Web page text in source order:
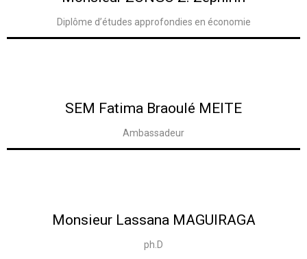
Diplôme d’études approfondies en économie
SEM Fatima Braoulé MEITE
Ambassadeur
Monsieur Lassana MAGUIRAGA
ph.D